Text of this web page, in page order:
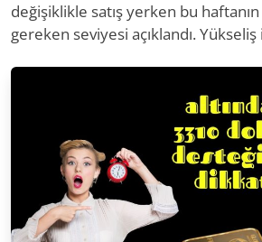
değişiklikle satış yerken bu
gereken seviyesi açıklandı. Yükseliş